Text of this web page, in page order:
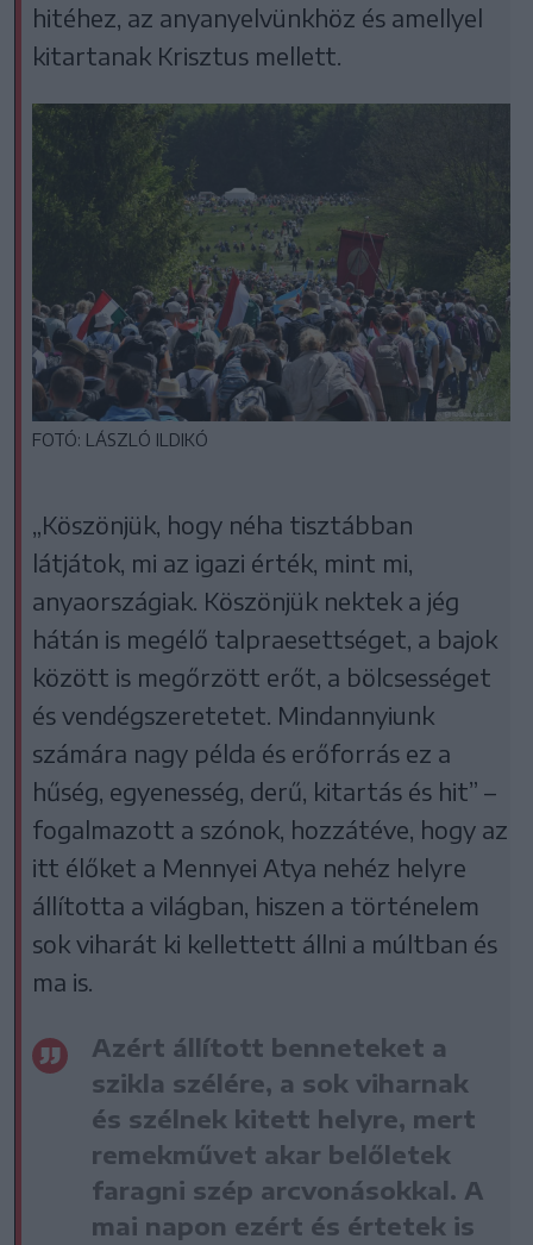
hitéhez, az anyanyelvünkhöz és amellyel
kitartanak Krisztus mellett.
FOTÓ: LÁSZLÓ ILDIKÓ
„Köszönjük, hogy néha tisztábban
látjátok, mi az igazi érték, mint mi,
anyaországiak. Köszönjük nektek a jég
hátán is megélő talpraesettséget, a bajok
között is megőrzött erőt, a bölcsességet
és vendégszeretetet. Mindannyiunk
számára nagy példa és erőforrás ez a
hűség, egyenesség, derű, kitartás és hit” –
fogalmazott a szónok, hozzátéve, hogy az
itt élőket a Mennyei Atya nehéz helyre
állította a világban, hiszen a történelem
sok viharát ki kellettett állni a múltban és
ma is.
Azért állított benneteket a
szikla szélére, a sok viharnak
és szélnek kitett helyre, mert
remekművet akar belőletek
faragni szép arcvonásokkal. A
mai napon ezért és értetek is